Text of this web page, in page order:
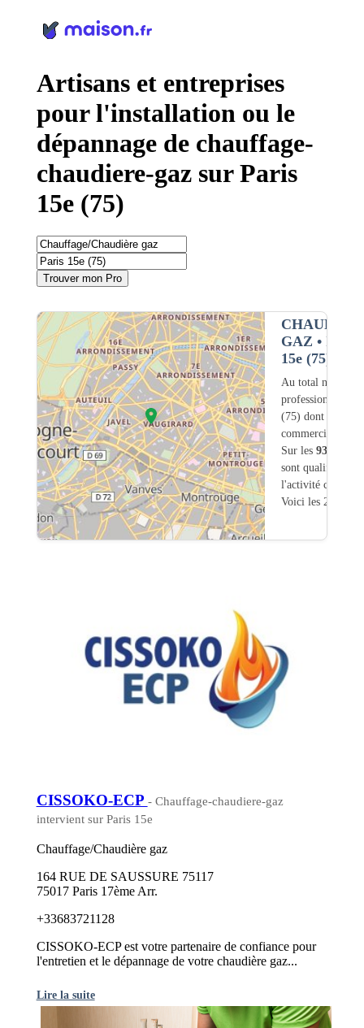
Artisans et entreprises
pour l'installation ou le
dépannage de chauffage-
chaudiere-gaz sur Paris
15e (75)
Trouver mon Pro
GAZ •
15e (75)
Au total nous
professionnels
(75) dont
commerciale
Sur les 933
sont qualifiés
l'activité
Voici les 20
CISSOKO-ECP - Chauffage-chaudiere-gaz
intervient sur Paris 15e
Chauffage/Chaudière gaz
164 RUE DE SAUSSURE 75117
75017 Paris 17ème Arr.
+33683721128
CISSOKO-ECP est votre partenaire de confiance pour
l'entretien et le dépannage de votre chaudière gaz...
Lire la suite